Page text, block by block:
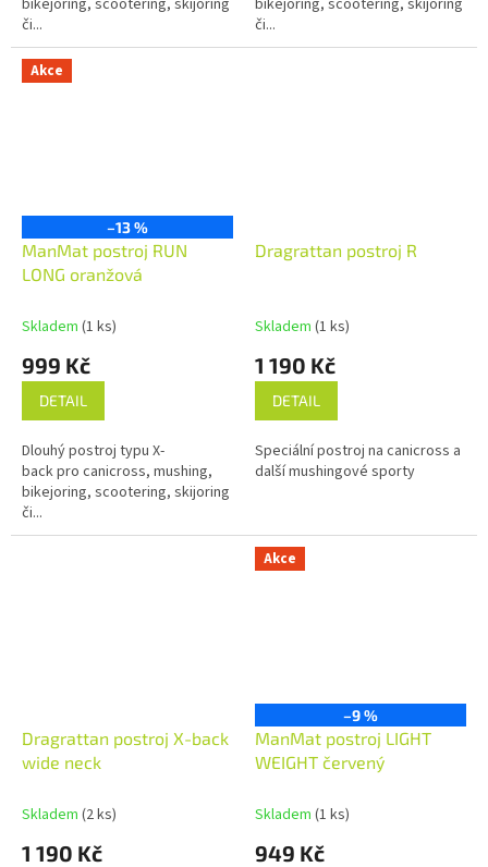
bikejoring, scootering, skijoring
či...
bikejoring, scootering, skijoring
či...
Akce
–13 %
ManMat postroj RUN
LONG oranžová
Skladem (1 ks)
999 Kč
DETAIL
Dlouhý postroj typu X-
back pro canicross, mushing,
bikejoring, scootering, skijoring
či...
Dragrattan postroj R
Skladem (1 ks)
1 190 Kč
DETAIL
Speciální postroj na canicross a
další mushingové sporty
Dragrattan postroj X-back
wide neck
Skladem (2 ks)
1 190 Kč
Akce
–9 %
ManMat postroj LIGHT
WEIGHT červený
Skladem (1 ks)
949 Kč